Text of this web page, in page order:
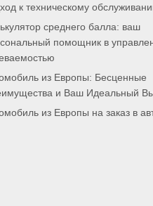
к техническому
среднего балла: ваш
помощник в
из Европы: Бесценные
и Ваш Идеальный
из Европы на заказ в